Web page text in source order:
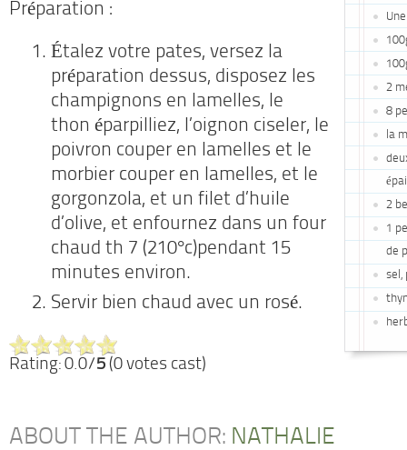
2
8
la
2
1
de
sel,
Préparation :
Étalez votre pates, versez la
préparation dessus, disposez les
champignons en lamelles, le
thon éparpilliez, l’oignon ciseler, le
poivron couper en lamelles et le
morbier couper en lamelles, et le
gorgonzola, et un filet d’huile
d’olive, et enfournez dans un four
chaud th 7 (210°c)pendant 15
minutes environ.
Servir bien chaud avec un rosé.
Rating: 0.0/5 (0 votes cast)
ABOUT THE AUTHOR: NATHALIE